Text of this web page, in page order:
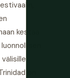
kestää
on